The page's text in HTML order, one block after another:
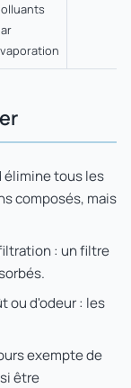
élimine tous les
composés, mais
: un filtre
ou d'odeur : les
exempte de
être